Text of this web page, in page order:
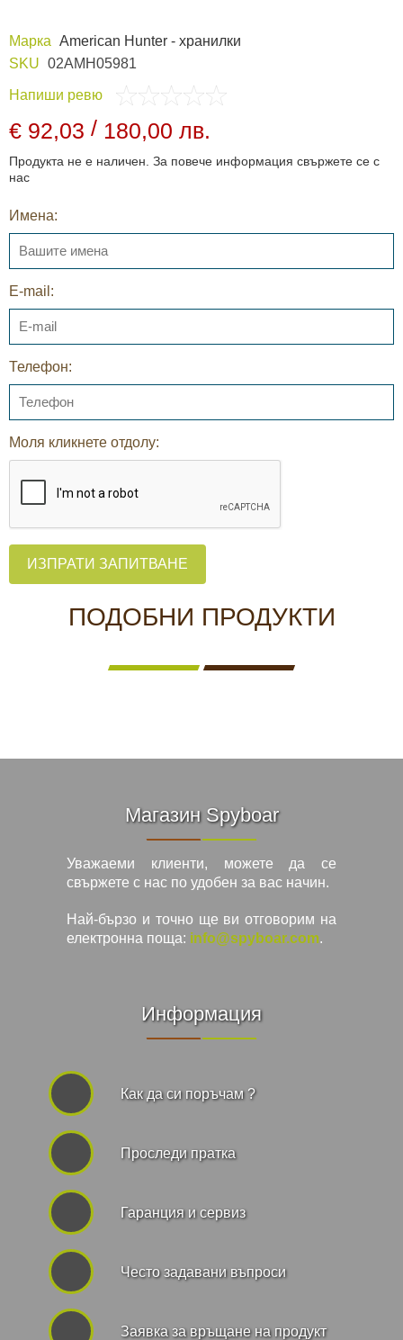
Марка American Hunter - хранилки
SKU 02AMH05981
Напиши ревю
€ 92,03 / 180,00 лв.
Продукта не е наличен. За повече информация свържете се с
нас
Имена:
E-mail:
Телефон:
Моля кликнете отдолу:
ИЗПРАТИ ЗАПИТВАНЕ
ПОДОБНИ ПРОДУКТИ
Магазин Spyboar
Уважаеми клиенти, можете да се
свържете с нас по удобен за вас начин.
Най-бързо и точно ще ви отговорим на
електронна поща: info@spyboar.com.
Информация
Как да си поръчам ?
Проследи пратка
Гаранция и сервиз
Често задавани въпроси
Заявка за връщане на продукт